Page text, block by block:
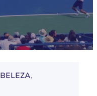
BELEZA